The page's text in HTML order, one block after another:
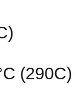
(290C)